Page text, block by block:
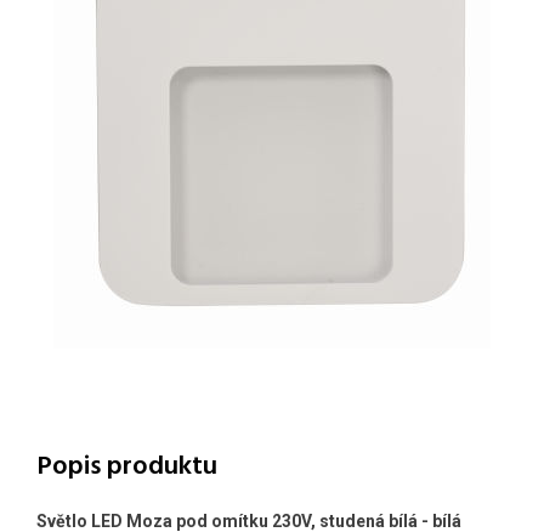
Popis produktu
Světlo LED Moza pod omítku 230V, studená bílá - bílá